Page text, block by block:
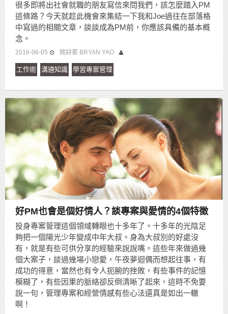
很多即將出社會就職的朋友寫信來問我們，該怎麼踏入PM
這條路？今天就趁此機會來集結一下我和Joe過往在部落格
中寫過的相關文章，談談成為PM前，你應該具備的基本概
念。
2016-06-05 姚詩豪 BRYAN YAO
工作術 溝通知識 學習專案管理
好PM也會是個好情人？談專案與愛情的4個特徵
投身專案管理這個領域轉眼也十多年了。十多年的光陰足
夠把一個陽光少年變成中年大叔。身為大叔別的好處沒
有，就是有些可供分享的經驗來說說嘴。這些年來做過幾
個大案子，談過幾場小戀愛，午夜夢迴偶而想起往事，有
成功的得意，當然也有令人扼腕的挫敗，有些事件的記憶
模糊了，有些因果的脈絡卻反倒清晰了起來，這時不免要
說一句，管理專案和經營情感有些心法還真是如出一轍
啊！